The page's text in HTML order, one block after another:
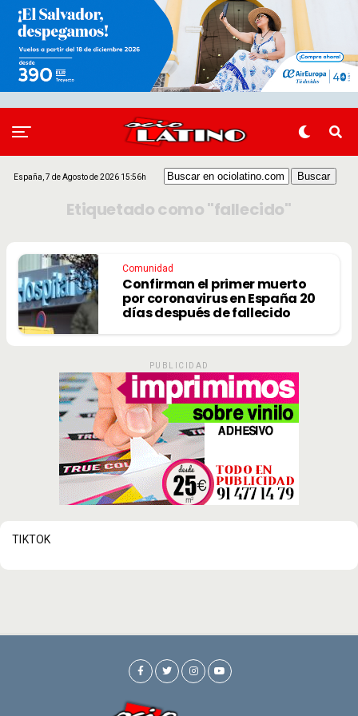
España, 7 de Agosto de 2026 15:56h
Etiquetado como "fallecido"
Comunidad
Confirman el primer muerto
por coronavirus en España 20
días después de fallecido
PUBLICIDAD
TIKTOK